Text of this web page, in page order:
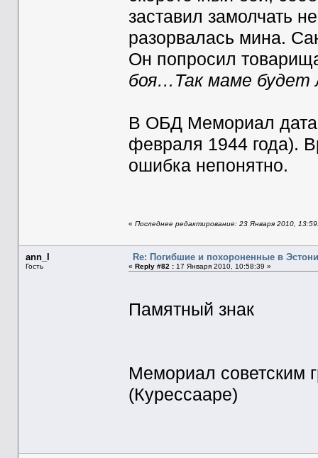
заставил замолчать
разорвалась мина.
Он попросил
боя…Так маме будет
В ОБД Мемориал дата
февраля 1944 года).
ошибка непонятно.
« Последнее редактирование: 23 Января 2010,
ann_l
Гость
Re: Погибшие и похороненные в
« Reply #82 :17 Января 2010, 10:58:39 »
Памятный знак
Мемориал советским
(Курессааре)